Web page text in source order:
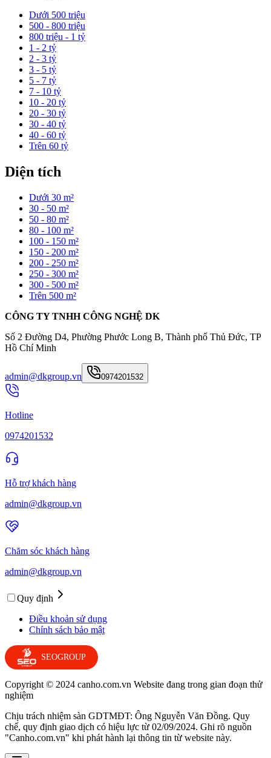
Dưới 500 triệu
500 - 800 triệu
800 triệu - 1 tỷ
1 - 2 tỷ
2 - 3 tỷ
3 - 5 tỷ
5 - 7 tỷ
7 - 10 tỷ
10 - 20 tỷ
20 - 30 tỷ
30 - 40 tỷ
40 - 60 tỷ
Trên 60 tỷ
Diện tích
Dưới 30 m²
30 - 50 m²
50 - 80 m²
80 - 100 m²
100 - 150 m²
150 - 200 m²
200 - 250 m²
250 - 300 m²
300 - 500 m²
Trên 500 m²
CÔNG TY TNHH CÔNG NGHỆ DK
Số 2 Đường D4, Phường Phước Long B, Thành phố Thủ Đức, TP
Hồ Chí Minh
admin@dkgroup.vn 0974201532
Hotline
0974201532
Hỗ trợ khách hàng
admin@dkgroup.vn
Chăm sóc khách hàng
admin@dkgroup.vn
Quy định
Điều khoản sử dụng
Chính sách bảo mật
SEOGROUP
Copyright © 2024 canho.com.vn Website đang trong gian đoạn thử
nghiệm
Chịu trách nhiệm sàn GDTMĐT: Ông Nguyễn Văn Đồng. Quy
chế, quy định giao dịch có hiệu lực từ 02/09/2024. Ghi rõ nguồn
"Canho.com.vn" khi phát hành lại thông tin từ website này.